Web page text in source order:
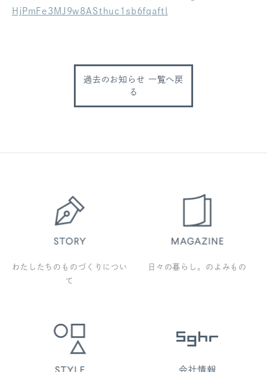
ログアウト
HjPmFe3MJ9w8ASthuc1sb6fqaftl
過去のお知らせ 一覧へ戻
る
わたしたちのものづくりについ
て
日々の暮らし。のよみもの